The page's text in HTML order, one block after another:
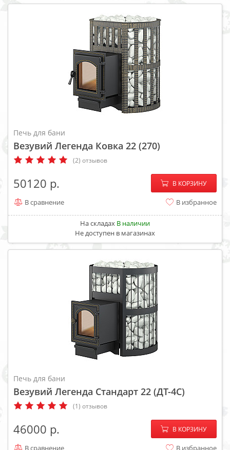
Печь для бани
Везувий Легенда Ковка 22 (270)
(2) отзывов
50120 − +
В КОРЗИНУ
В сравнение В избранное
На складах В наличии
Не доступен в магазинах
Печь для бани
Везувий Легенда Стандарт 22 (ДТ-4С)
(1) отзывов
46000 − +
В КОРЗИНУ
В сравнение В избранное